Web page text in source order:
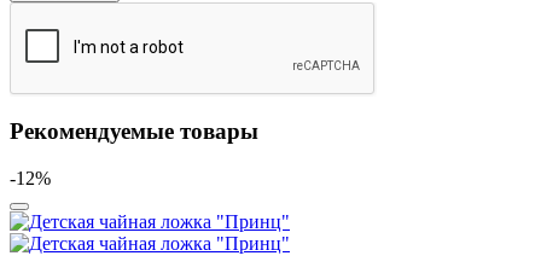
Рекомендуемые товары
-12%